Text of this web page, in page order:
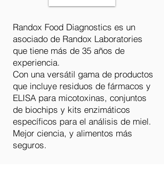
Randox Food Diagnostics es un
asociado de Randox Laboratories
que tiene más de 35 años de
experiencia.
Con una versátil gama de productos
que incluye residuos de fármacos y
ELISA para micotoxinas, conjuntos
de biochips y kits enzimáticos
específicos para el análisis de miel.
Mejor ciencia, y alimentos más
seguros.